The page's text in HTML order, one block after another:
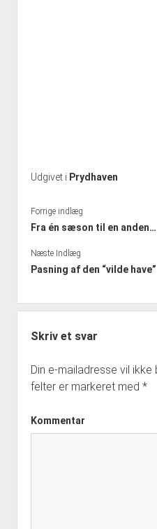
Udgivet i Prydhaven
Forrige indlæg
Fra én sæson til en anden…
Næste Indlæg
Pasning af den “vilde have”
Skriv et svar
Din e-mailadresse vil ikke
felter er markeret med *
Kommentar